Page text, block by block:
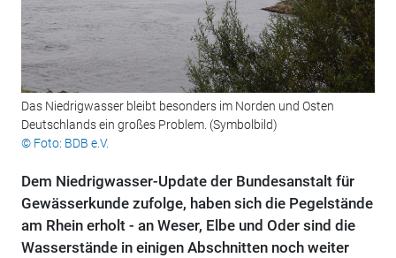
Das Niedrigwasser bleibt besonders im Norden und Osten
Deutschlands ein großes Problem. (Symbolbild)
© Foto: BDB e.V.
Dem Niedrigwasser-Update der Bundesanstalt für
Gewässerkunde zufolge, haben sich die Pegelstände
am Rhein erholt - an Weser, Elbe und Oder sind die
Wasserstände in einigen Abschnitten noch weiter